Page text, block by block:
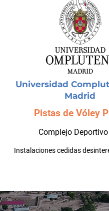
Universidad
Madrid
Pistas de Vóley
Complejo
Instalaciones cedidas